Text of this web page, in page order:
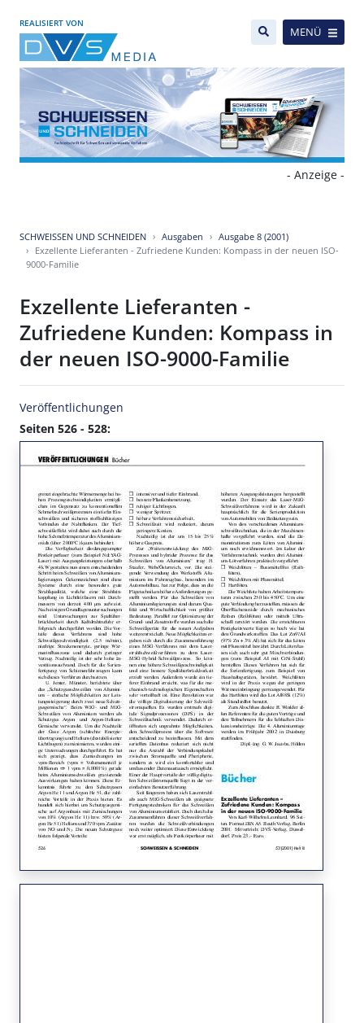
REALISIERT VON
MENÜ
- Anzeige -
SCHWEISSEN UND SCHNEIDEN Ausgaben
Ausgabe 8 (2001)
Exzellente Lieferanten - Zufriedene Kunden: Kompass in der neuen ISO-
9000-Familie
Exzellente Lieferanten -
Zufriedene Kunden: Kompass in
der neuen ISO-9000-Familie
Veröffentlichungen
Seiten 526 - 528: